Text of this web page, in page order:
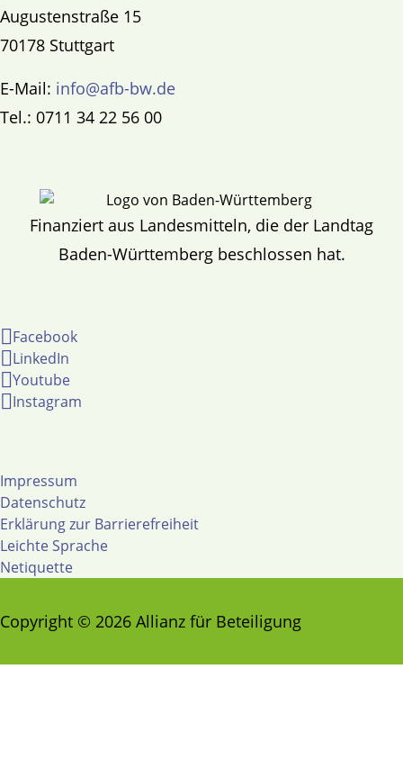
Augustenstraße 15
70178 Stuttgart
E-Mail: info@afb-bw.de
Tel.: 0711 34 22 56 00
Finanziert aus Landesmitteln, die der Landtag
Baden-Württemberg beschlossen hat.
Facebook
LinkedIn
Youtube
Instagram
Impressum
Datenschutz
Erklärung zur Barrierefreiheit
Leichte Sprache
Netiquette
Copyright © 2026 Allianz für Beteiligung